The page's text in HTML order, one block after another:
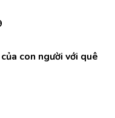
con người với quê